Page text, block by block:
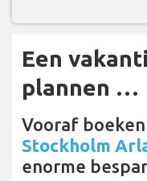
Een
plannen …
Vooraf boeken
Stockholm
enorme